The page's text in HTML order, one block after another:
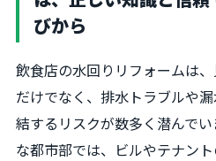
びから
飲食店の水回りリフォームは
だけでなく、排水トラブルや
結するリスクが数多く潜んで
な都市部では、ビルやテナン